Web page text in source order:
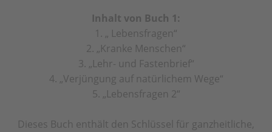
Inhalt von Buch 1:
1. „ Lebensfragen“
2. „Kranke Menschen“
3. „Lehr- und Fastenbrief“
4. „Verjüngung auf natürlichem Wege“
5. „Lebensfragen 2“
Dieses Buch enthält den Schlüssel für ganzheitliche,